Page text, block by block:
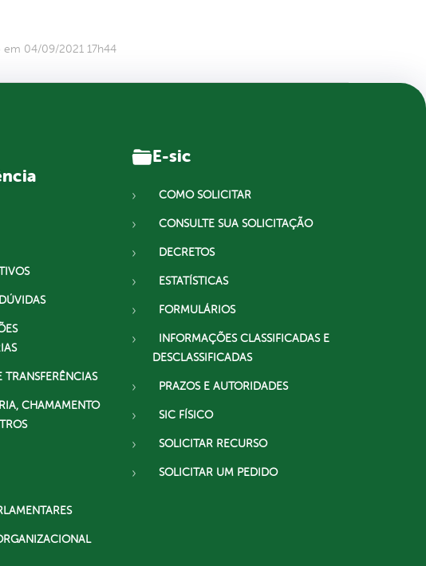
04/09/2021 17h44
CHAMAMENTO
E-sic
COMO SOLICITAR
CONSULTE SUA SOLICITAÇÃO
DECRETOS
ESTATÍSTICAS
FORMULÁRIOS
INFORMAÇÕES CLASSIFICADAS E
DESCLASSIFICADAS
PRAZOS E AUTORIDADES
SIC FÍSICO
SOLICITAR RECURSO
SOLICITAR UM PEDIDO